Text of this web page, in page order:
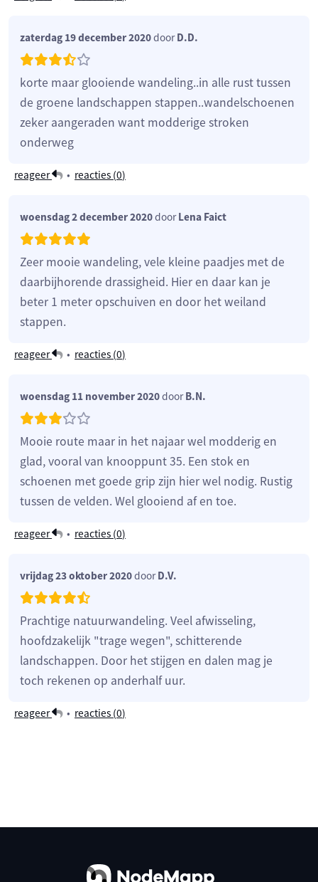
zaterdag 19 december 2020doorD.D.
korte maar glooiende wandeling..in alle rust tussen
de groene landschappen stappen..wandelschoenen
zeker aangeraden want modderige stroken
onderweg
reageer • reacties (0)
woensdag 2 december 2020doorLena Faict
Zeer mooie wandeling, vele kleine paadjes met de
daarbijhorende drassigheid. Hier en daar kan je
beter 1 meter opschuiven en door het weiland
stappen.
reageer • reacties (0)
woensdag 11 november 2020doorB.N.
Mooie route maar in het najaar wel modderig en
glad, vooral van knooppunt 35. Een stok en
schoenen met goede grip zijn hier wel nodig. Rustig
tussen de velden. Wel glooiend af en toe.
reageer • reacties (0)
vrijdag 23 oktober 2020doorD.V.
Prachtige natuurwandeling. Veel afwisseling,
hoofdzakelijk "trage wegen", schitterende
landschappen. Door het stijgen en dalen mag je
toch rekenen op anderhalf uur.
reageer • reacties (0)